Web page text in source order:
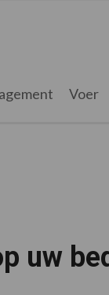
Voer
uw